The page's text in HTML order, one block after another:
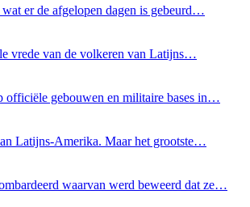
er de afgelopen dagen is gebeurd…
vrede van de volkeren van Latijns…
officiële gebouwen en militaire bases in…
Latijns-Amerika. Maar het grootste…
waarvan werd beweerd dat ze…